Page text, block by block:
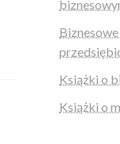
Książki o
Książki o